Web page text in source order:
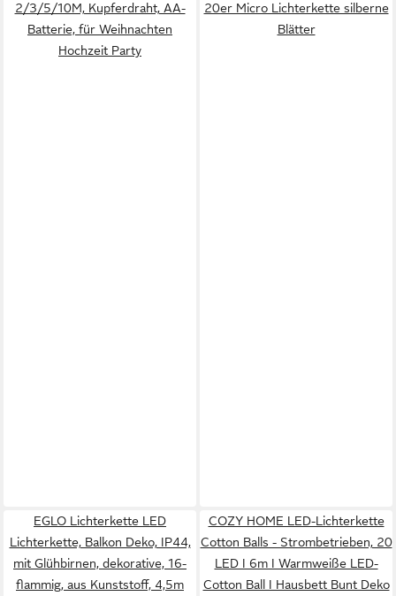
2/3/5/10M, Kupferdraht, AA-
Batterie, für Weihnachten
Hochzeit Party
20er Micro Lichterkette silberne
Blätter
EGLO Lichterkette LED
Lichterkette, Balkon Deko, IP44,
mit Glühbirnen, dekorative, 16-
flammig, aus Kunststoff, 4,5m
COZY HOME LED-Lichterkette
Cotton Balls - Strombetrieben, 20
LED I 6m I Warmweiße LED-
Cotton Ball I Hausbett Bunt Deko